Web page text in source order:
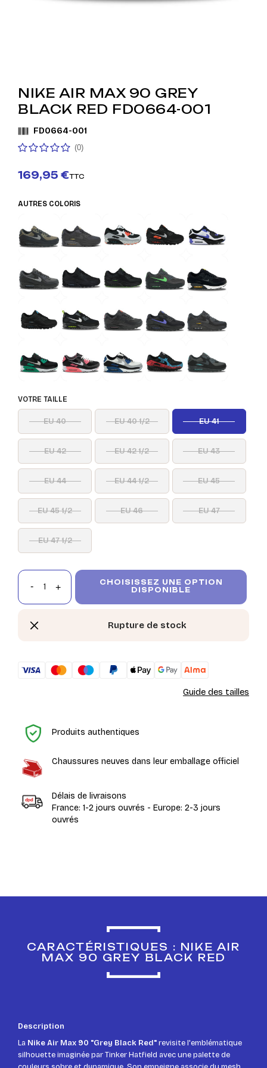
NIKE AIR MAX 90 GREY
BLACK RED FD0664-001
FD0664-001
(0)
169,95 €TTC
AUTRES COLORIS
VOTRE TAILLE
EU 40 EU 40 1/2 EU 41
EU 42 EU 42 1/2 EU 43
EU 44 EU 44 1/2 EU 45
EU 45 1/2 EU 46 EU 47
EU 47 1/2
CHOISISSEZ UNE OPTION
DISPONIBLE
Rupture de stock
Guide des tailles
Produits authentiques
Chaussures neuves dans leur emballage officiel
Délais de livraisons
France: 1-2 jours ouvrés - Europe: 2-3 jours
ouvrés
CARACTÉRISTIQUES : NIKE AIR
MAX 90 GREY BLACK RED
Description
La Nike Air Max 90 "Grey Black Red"revisite l'emblématique
silhouette imaginée par Tinker Hatfield avec une palette de